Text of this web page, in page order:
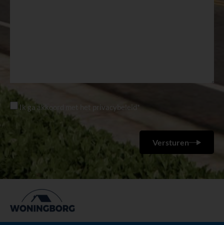
Ik ga akkoord met het privacybeleid*
Versturen